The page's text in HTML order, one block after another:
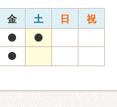
金 土 日 祝